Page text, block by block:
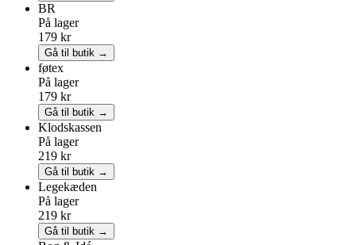
BR
På lager
179 kr
Gå til butik →
føtex
På lager
179 kr
Gå til butik →
Klodskassen
På lager
219 kr
Gå til butik →
Legekæden
På lager
219 kr
Gå til butik →